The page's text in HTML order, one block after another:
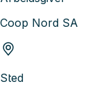
Coop Nord SA
Sted